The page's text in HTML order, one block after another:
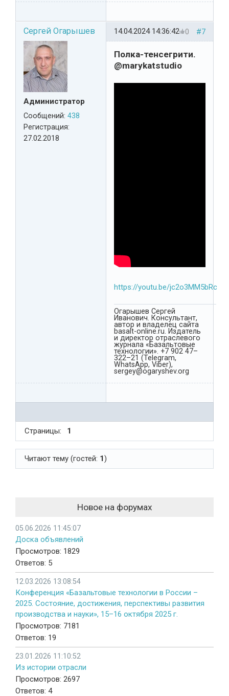
Сергей Огарышев
Администратор
Сообщений: 438
Регистрация:
27.02.2018
#7
0
14.04.2024 14:36:42
Полка-тенсегрити.
@marykatstudio
https://youtu.be/jc2o3MM5bRc
Огарышев Сергей
Иванович. Консультант,
автор и владелец сайта
basalt-online.ru. Издатель
и директор отраслевого
журнала «Базальтовые
технологии». +7 902 47–
322–21 (Telegram,
WhatsApp, Viber),
sergey@ogaryshev.org
Страницы: 1
Читают тему (гостей: 1)
Новое на форумах
05.06.2026 11:45:07
Доска объявлений
Просмотров: 1829
Ответов: 5
12.03.2026 13:08:54
Конференция «Базальтовые технологии в России –
2025. Состояние, достижения, перспективы развития
производства и науки», 15–16 октября 2025 г.
Просмотров: 7181
Ответов: 19
23.01.2026 11:10:52
Из истории отрасли
Просмотров: 2697
Ответов: 4